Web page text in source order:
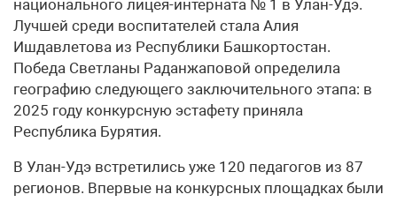
национального лицея-интерната № 1 в Улан-Удэ.
Лучшей среди воспитателей стала Алия
Ишдавлетова из Республики Башкортостан.
Победа Светланы Раданжаповой определила
географию следующего заключительного этапа: в
2025 году конкурсную эстафету приняла
Республика Бурятия.
В Улан-Удэ встретились уже 120 педагогов из 87
регионов. Впервые на конкурсных площадках были